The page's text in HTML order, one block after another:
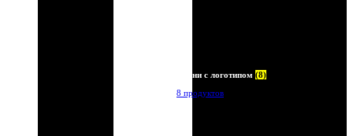
Ремни с логотипом (8)
8 продуктов